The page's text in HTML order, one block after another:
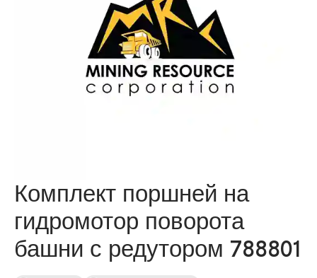
Комплект поршней на
гидромотор поворота
башни с редутором 788801